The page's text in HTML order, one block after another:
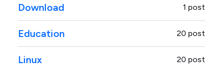
Download 1 post
Education 20 post
Linux 20 post